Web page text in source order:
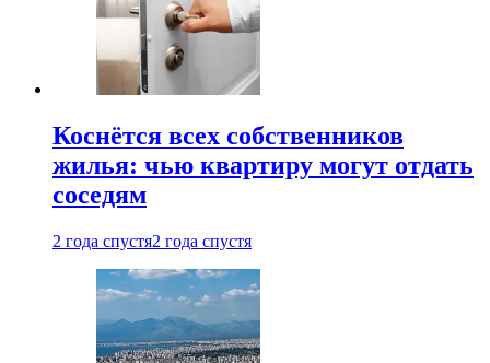
Коснётся всех собственников
жилья: чью квартиру могут отдать
соседям
2 года спустя2 года спустя